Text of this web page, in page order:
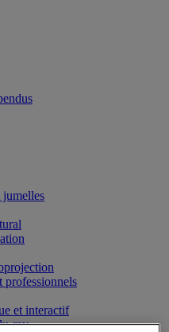
jumelles
professionnels
et interactif
ray